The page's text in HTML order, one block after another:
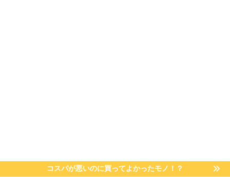
コスパが悪いのに買ってよかったモノ！？